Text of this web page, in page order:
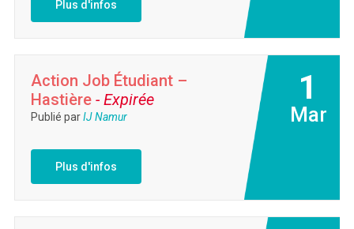
Plus d'infos
Action Job Étudiant –
Hastière - Expirée
Publié par IJ Namur
Plus d'infos
1
Mar